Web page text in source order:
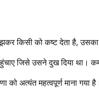
किसी को कष्ट देता है,
जिसे उसने दुख दिया था।
अत्यंत महत्वपूर्ण माना गया है।